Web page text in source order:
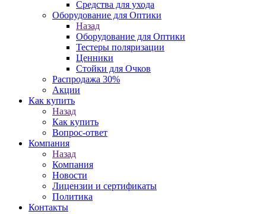
Средства для ухода
Оборудование для Оптики
Назад
Оборудование для Оптики
Тестеры поляризации
Ценники
Стойки для Очков
Распродажа 30%
Акции
Как купить
Назад
Как купить
Вопрос-ответ
Компания
Назад
Компания
Новости
Лицензии и сертификаты
Политика
Контакты